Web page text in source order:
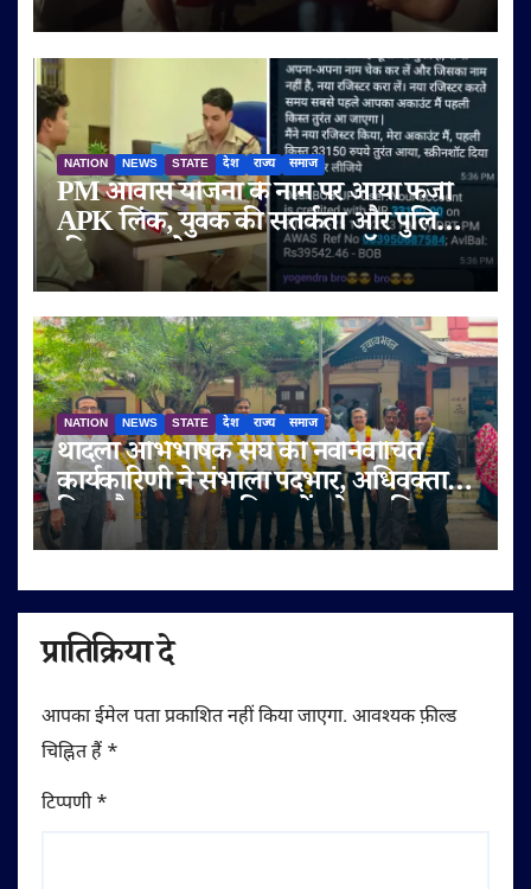
NATION NEWS STATE देश राज्य समाज
PM आवास योजना के नाम पर आया फर्जी
APK लिंक, युवक की सतर्कता और पुलिस
की तत्परता से टला बड़ा साइबर फ्रॉड
NATION NEWS STATE देश राज्य समाज
थांदला अभिभाषक संघ की नवनिर्वाचित
कार्यकारिणी ने संभाला पदभार, अधिवक्ता
हित और पक्षकार सुविधाओं को प्राथमिकता
प्रातिक्रिया दे
आपका ईमेल पता प्रकाशित नहीं किया जाएगा. आवश्यक फ़ील्ड
चिह्नित हैं *
टिप्पणी*